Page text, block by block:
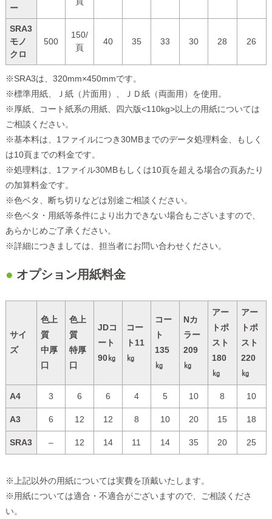
ー
SRA3
モノ
クロ
500
150/
頁
40 35 33 30 28 26
※SRA3は、320mm×450mmです。
※標準用紙、Ｊ紙（片面用）、ＪＤ紙（両面用）を使用。
※厚紙、コート紙系の用紙、四六版<110kg>以上の用紙については
ご相談ください。
※基本料は、1ファイルにつき30MBまでのデータ処理料金、もしく
は10頁までの料金です。
※処理料は、1ファイル30MBもしくは10頁を超える場合の頁あたり
の加算料金です。
※色ベタ、断ち切りなどは別途ご相談ください。
※色ベタ・用紙等条件により出力できない場合もございますので、
あらかじめご了承ください。
※詳細につきましては、担当者にお問い合わせください。
オプション用紙料金
サイ
ズ
色上
質
中厚
口
色上
質
特厚
口
JDコ
ート
90㎏
コー
ト11
㎏
コー
ト
135
㎏
Nカ
ラー
209
㎏
アー
トポ
スト
180
㎏
アー
トポ
スト
220
㎏
A4 3 6 6 4 5 10 8 10
A3 6 12 12 8 10 20 15 18
SRA3 – 12 14 11 14 35 20 25
※上記以外の用紙については実費を頂戴いたします。
※用紙については適合・不適合がございますので、ご相談くださ
い。